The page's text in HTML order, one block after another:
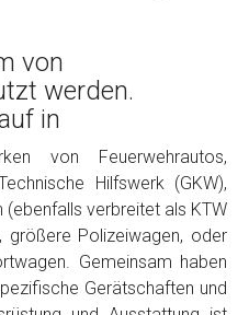
von
werden.
in
von Feuerwehrautos,
Hilfswerk (GKW),
verbreitet als KTW
größere Polizeiwagen, oder
Gemeinsam haben
Gerätschaften und